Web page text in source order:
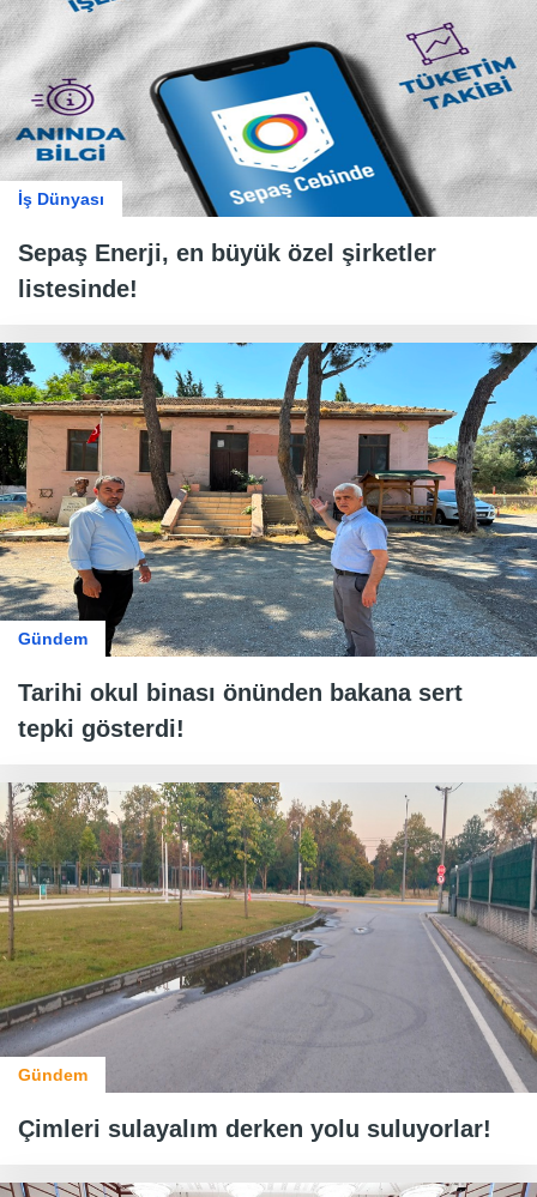
İş Dünyası
Sepaş Enerji, en büyük özel şirketler
listesinde!
Gündem
Tarihi okul binası önünden bakana sert
tepki gösterdi!
Gündem
Çimleri sulayalım derken yolu suluyorlar!